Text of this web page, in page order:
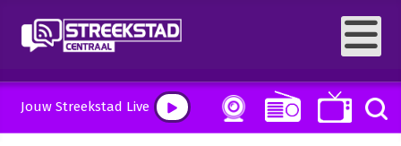
Jouw Streekstad Live